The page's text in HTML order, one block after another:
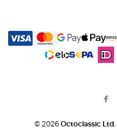
© 2026 Octoclassic Ltd.